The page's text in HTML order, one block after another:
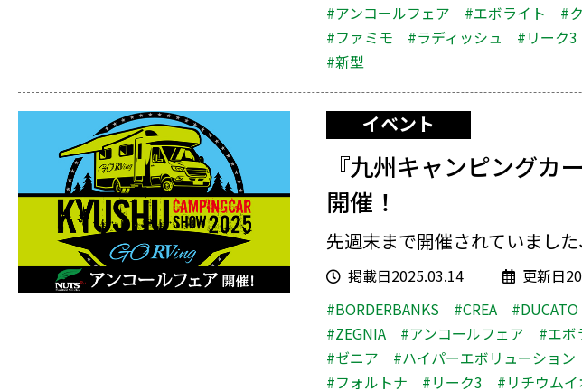
#アンコールフェア
#エボライト #
#ファミモ
#ラディッシュ #リーク3
#新型
イベント
『九州キャンピングカ
開催！
先週末まで開催されていまし
掲載日2025.03.14
更新日
#BORDERBANKS
#CREA #DUCATO
#ZEGNIA
#アンコールフェア #エボ
#ゼニア
#ハイパーエボリューション
#フォルトナ
#リーク3 #リチウム